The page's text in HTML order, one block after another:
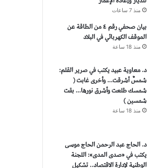
منذ 7 ساعات
بيان صحفي رقم ٤ من الطاقة ​عن
الموقف الكهربائي في البلاد
منذ 18 ساعة
د. معاوية عبيد يكتب في صرير القلم:
شمسٌ أشرقت… وأخرى غابت (
شمسك طلعت وأشرق نورها… بقت
شمسين )
منذ 18 ساعة
د. الحاج عبد الرحمن الحاج موسى
يكتب في «صدى المدى»: اللجنة
الوطنية لإدارة الاقتصاد.. تشكيل